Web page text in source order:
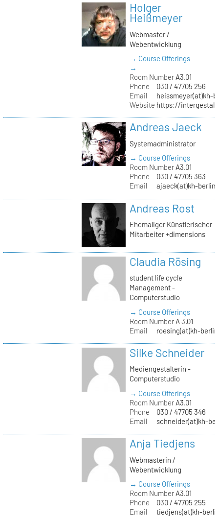
Holger
Heißmeyer
Webmaster /
Webentwicklung
→ Course Offerings
→
Room NumberA3.01
Phone
030 / 47705 256
Email
heissmeyer(at)kh-
Website https://
Andreas Jaeck
Systemadministrator
→ Course Offerings
Room NumberA3.01
Phone
030 / 47705 363
Email
ajaeck(at)kh-
Andreas Rost
Ehemaliger Künstlerischer
Mitarbeiter +dimensions
Claudia Rösing
student life cycle
Management -
Computerstudio
→ Course Offerings
Room NumberA 3.01
Email
roesing(at)kh-
Silke Schneider
Mediengestalterin -
Computerstudio
→ Course Offerings
Room NumberA3.01
Phone
030 / 47705 346
Email
schneider(at)kh-
Anja Tiedjens
Webmasterin /
Webentwicklung
→ Course Offerings
Room NumberA3.01
Phone
030 / 47705 255
Email
tiedjens(at)kh-